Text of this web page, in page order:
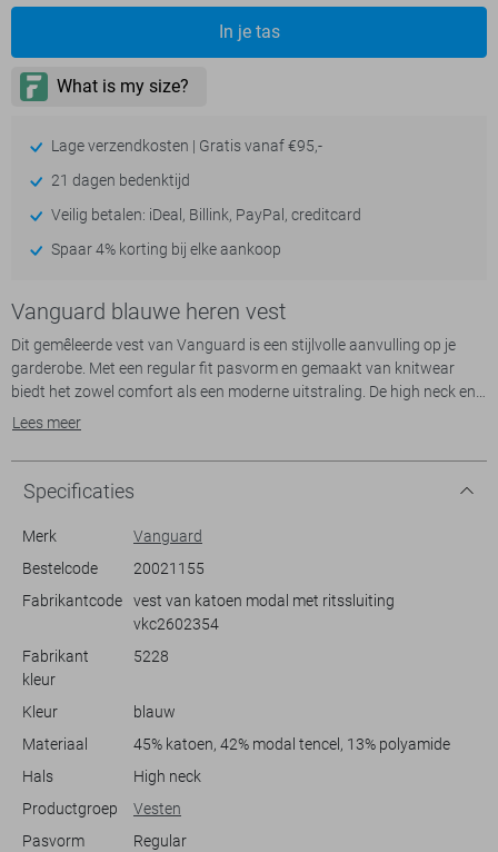
In je tas
Lage verzendkosten | Gratis vanaf €95,-
21 dagen bedenktijd
Veilig betalen: iDeal, Billink, PayPal, creditcard
Spaar 4% korting bij elke aankoop
Vanguard blauwe heren vest
Dit gemêleerde vest van Vanguard is een stijlvolle aanvulling op je
garderobe. Met een regular fit pasvorm en gemaakt van knitwear
biedt het zowel comfort als een moderne uitstraling. De high neck en
ritssluiting zorgen voor een strakke, afgewerkte look. Dit vest,
combineren met functionaliteit.
De rustige tinten maken dit Vanguard vest veelzijdig en geschikt voor
verschillende gelegenheden. Of je nu naar een informele bijeenkomst
warm tijdens de lente. De lange mouwen en normale lengte geven het
een klassieke touch, terwijl de fijne details zoals het embleem op de
borst voor een verfijnde look zorgen. Combineer het met een jeans of
een chino voor een complete outfit.
Lees meer
Specificaties
Merk
Vanguard
Bestelcode
20021155
Fabrikantcode
vest van katoen modal met ritssluiting
vkc2602354
Fabrikant
kleur
5228
Kleur
blauw
Materiaal
45% katoen, 42% modal tencel, 13% polyamide
Hals
High neck
Productgroep
Vesten
Pasvorm
Regular